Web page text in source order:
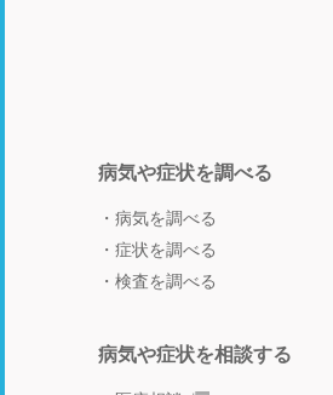
病気や症状を調べる
病気を調べる
症状を調べる
検査を調べる
病気や症状を相談する